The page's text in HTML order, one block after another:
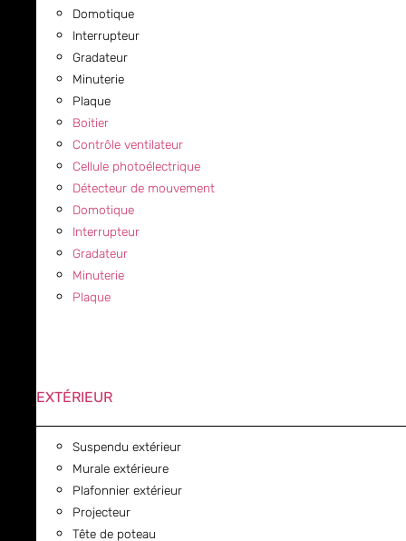
Domotique
Interrupteur
Gradateur
Minuterie
Plaque
Boitier
Contrôle ventilateur
Cellule photoélectrique
Détecteur de mouvement
Domotique
Interrupteur
Gradateur
Minuterie
Plaque
EXTÉRIEUR
Suspendu extérieur
Murale extérieure
Plafonnier extérieur
Projecteur
Tête de poteau